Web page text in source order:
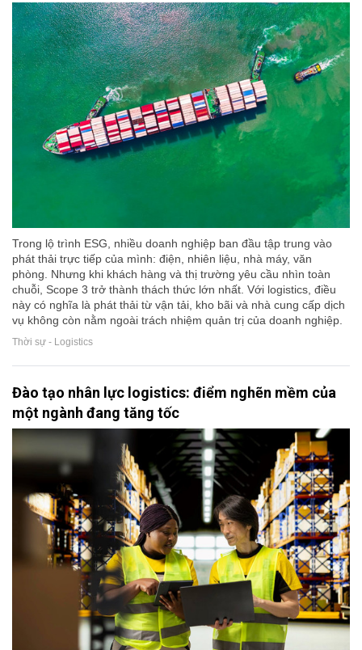
Trong lộ trình ESG, nhiều doanh nghiệp ban đầu tập trung vào
phát thải trực tiếp của mình: điện, nhiên liệu, nhà máy, văn
phòng. Nhưng khi khách hàng và thị trường yêu cầu nhìn toàn
chuỗi, Scope 3 trở thành thách thức lớn nhất. Với logistics, điều
này có nghĩa là phát thải từ vận tải, kho bãi và nhà cung cấp dịch
vụ không còn nằm ngoài trách nhiệm quản trị của doanh nghiệp.
Thời sự - Logistics
Đào tạo nhân lực logistics: điểm nghẽn mềm của
một ngành đang tăng tốc